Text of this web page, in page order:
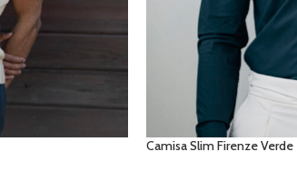
Camisa Slim Firenze Verde